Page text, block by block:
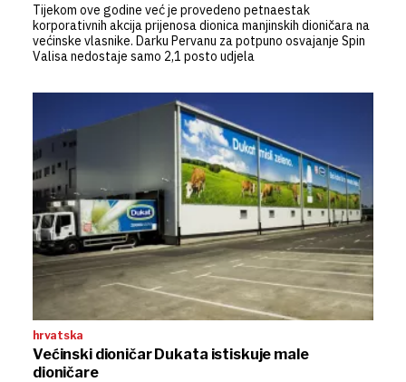
Tijekom ove godine već je provedeno petnaestak
korporativnih akcija prijenosa dionica manjinskih dioničara na
većinske vlasnike. Darku Pervanu za potpuno osvajanje Spin
Valisa nedostaje samo 2,1 posto udjela
hrvatska
Većinski dioničar Dukata istiskuje male
dioničare